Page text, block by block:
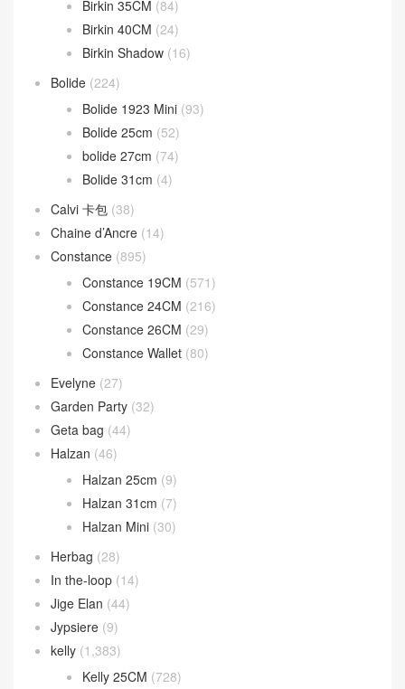
Birkin 35CM (84)
Birkin 40CM (24)
Birkin Shadow (16)
Bolide (224)
Bolide 1923 Mini (93)
Bolide 25cm (52)
bolide 27cm (74)
Bolide 31cm (4)
Calvi 卡包 (38)
Chaine d’Ancre (14)
Constance (895)
Constance 19CM (571)
Constance 24CM (216)
Constance 26CM (29)
Constance Wallet (80)
Evelyne (27)
Garden Party (32)
Geta bag (44)
Halzan (46)
Halzan 25cm (9)
Halzan 31cm (7)
Halzan Mini (30)
Herbag (28)
In the-loop (14)
Jige Elan (44)
Jypsiere (9)
kelly (1,383)
Kelly 25CM (728)